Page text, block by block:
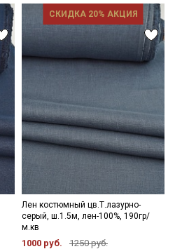
СКИДКА 20% АКЦИЯ
Лен костюмный цв.Т.лазурно-
серый, ш.1.5м, лен-100%, 190гр/
м.кв
1000 руб. 1250 руб.